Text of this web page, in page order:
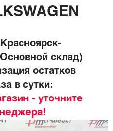
Красноярск-
склад)
остатков
в сутки:
- уточните